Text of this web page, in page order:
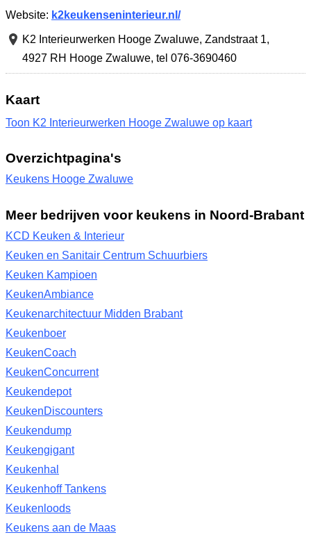
Website: k2keukenseninterieur.nl/
K2 Interieurwerken Hooge Zwaluwe, Zandstraat 1,
4927 RH Hooge Zwaluwe, tel 076-3690460
Kaart
Toon K2 Interieurwerken Hooge Zwaluwe op kaart
Overzichtpagina's
Keukens Hooge Zwaluwe
Meer bedrijven voor keukens in Noord-Brabant
KCD Keuken & Interieur
Keuken en Sanitair Centrum Schuurbiers
Keuken Kampioen
KeukenAmbiance
Keukenarchitectuur Midden Brabant
Keukenboer
KeukenCoach
KeukenConcurrent
Keukendepot
KeukenDiscounters
Keukendump
Keukengigant
Keukenhal
Keukenhoff Tankens
Keukenloods
Keukens aan de Maas